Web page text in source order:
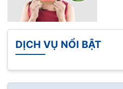
DỊCH VỤ NỔI BẬT